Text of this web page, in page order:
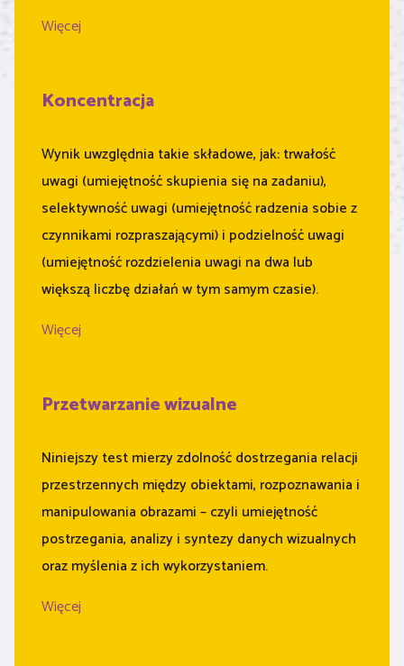
Więcej
Koncentracja
Wynik uwzględnia takie składowe, jak: trwałość
uwagi (umiejętność skupienia się na zadaniu),
selektywność uwagi (umiejętność radzenia sobie z
czynnikami rozpraszającymi) i podzielność uwagi
(umiejętność rozdzielenia uwagi na dwa lub
większą liczbę działań w tym samym czasie).
Więcej
Przetwarzanie wizualne
Niniejszy test mierzy zdolność dostrzegania relacji
przestrzennych między obiektami, rozpoznawania i
manipulowania obrazami – czyli umiejętność
postrzegania, analizy i syntezy danych wizualnych
oraz myślenia z ich wykorzystaniem.
Więcej